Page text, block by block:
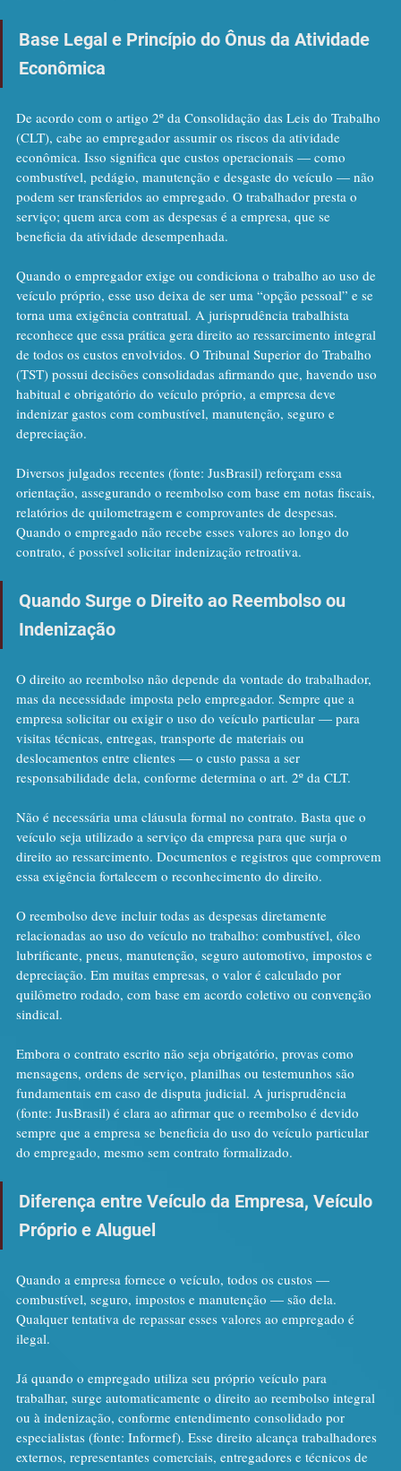
Base Legal e Princípio do Ônus da Atividade
Econômica
De acordo com o artigo 2º da Consolidação das Leis do Trabalho
(CLT), cabe ao empregador assumir os riscos da atividade
econômica. Isso significa que custos operacionais — como
combustível, pedágio, manutenção e desgaste do veículo — não
podem ser transferidos ao empregado. O trabalhador presta o
serviço; quem arca com as despesas é a empresa, que se
beneficia da atividade desempenhada.
Quando o empregador exige ou condiciona o trabalho ao uso de
veículo próprio, esse uso deixa de ser uma “opção pessoal” e se
torna uma exigência contratual. A jurisprudência trabalhista
reconhece que essa prática gera direito ao ressarcimento integral
de todos os custos envolvidos. O Tribunal Superior do Trabalho
(TST) possui decisões consolidadas afirmando que, havendo uso
habitual e obrigatório do veículo próprio, a empresa deve
indenizar gastos com combustível, manutenção, seguro e
depreciação.
Diversos julgados recentes (fonte: JusBrasil) reforçam essa
orientação, assegurando o reembolso com base em notas fiscais,
relatórios de quilometragem e comprovantes de despesas.
Quando o empregado não recebe esses valores ao longo do
contrato, é possível solicitar indenização retroativa.
Quando Surge o Direito ao Reembolso ou
Indenização
O direito ao reembolso não depende da vontade do trabalhador,
mas da necessidade imposta pelo empregador. Sempre que a
empresa solicitar ou exigir o uso do veículo particular — para
visitas técnicas, entregas, transporte de materiais ou
deslocamentos entre clientes — o custo passa a ser
responsabilidade dela, conforme determina o art. 2º da CLT.
Não é necessária uma cláusula formal no contrato. Basta que o
veículo seja utilizado a serviço da empresa para que surja o
direito ao ressarcimento. Documentos e registros que comprovem
essa exigência fortalecem o reconhecimento do direito.
O reembolso deve incluir todas as despesas diretamente
relacionadas ao uso do veículo no trabalho: combustível, óleo
lubrificante, pneus, manutenção, seguro automotivo, impostos e
depreciação. Em muitas empresas, o valor é calculado por
quilômetro rodado, com base em acordo coletivo ou convenção
sindical.
Embora o contrato escrito não seja obrigatório, provas como
mensagens, ordens de serviço, planilhas ou testemunhos são
fundamentais em caso de disputa judicial. A jurisprudência
(fonte: JusBrasil) é clara ao afirmar que o reembolso é devido
sempre que a empresa se beneficia do uso do veículo particular
do empregado, mesmo sem contrato formalizado.
Diferença entre Veículo da Empresa, Veículo
Próprio e Aluguel
Quando a empresa fornece o veículo, todos os custos —
combustível, seguro, impostos e manutenção — são dela.
Qualquer tentativa de repassar esses valores ao empregado é
ilegal.
Já quando o empregado utiliza seu próprio veículo para
trabalhar, surge automaticamente o direito ao reembolso integral
ou à indenização, conforme entendimento consolidado por
especialistas (fonte: Informef). Esse direito alcança trabalhadores
externos, representantes comerciais, entregadores e técnicos de